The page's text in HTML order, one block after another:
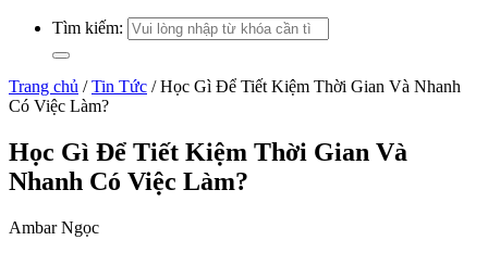
Tìm kiếm:
Trang chủ / Tin Tức / Học Gì Để Tiết Kiệm Thời Gian Và Nhanh
Có Việc Làm?
Học Gì Để Tiết Kiệm Thời Gian Và
Nhanh Có Việc Làm?
Ambar Ngọc